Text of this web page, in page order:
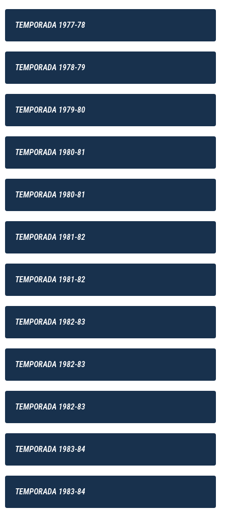
TEMPORADA 1977-78
TEMPORADA 1978-79
TEMPORADA 1979-80
TEMPORADA 1980-81
TEMPORADA 1980-81
TEMPORADA 1981-82
TEMPORADA 1981-82
TEMPORADA 1982-83
TEMPORADA 1982-83
TEMPORADA 1982-83
TEMPORADA 1983-84
TEMPORADA 1983-84